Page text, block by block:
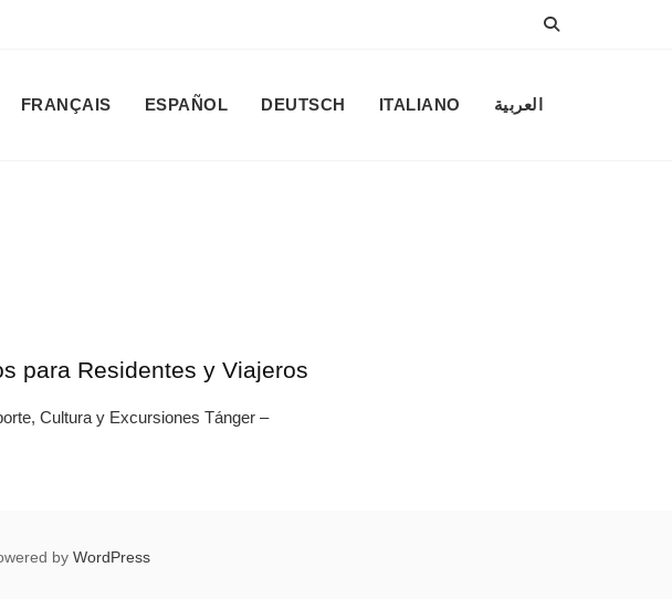
FRANÇAIS ESPAÑOL DEUTSCH ITALIANO العربية
para Residentes y Viajeros
Cultura y Excursiones Tánger –
by WordPress